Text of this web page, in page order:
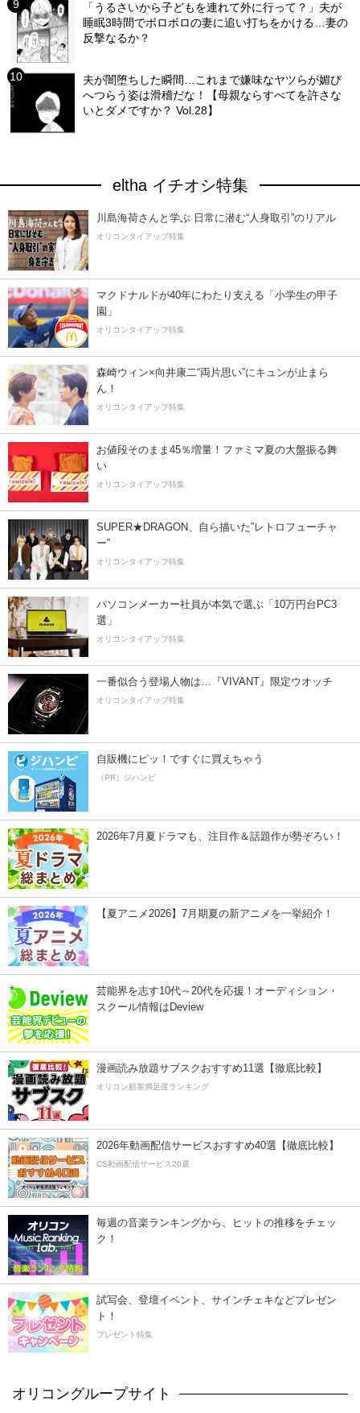
「うるさいから子どもを連れて外に行って？」夫が
睡眠3時間でボロボロの妻に追い打ちをかける…妻の
反撃なるか？
夫が闇堕ちした瞬間…これまで嫌味なヤツらが媚び
へつらう姿は滑稽だな！【母親ならすべてを許さな
いとダメですか？ Vol.28】
eltha イチオシ特集
川島海荷さんと学ぶ 日常に潜む“人身取引”のリアル
オリコンタイアップ特集
マクドナルドが40年にわたり支える「小学生の甲子
園」
オリコンタイアップ特集
森崎ウィン×向井康二“両片思い”にキュンが止まら
ん！
オリコンタイアップ特集
お値段そのまま45％増量！ファミマ夏の大盤振る舞
い
オリコンタイアップ特集
SUPER★DRAGON、自ら描いた”レトロフューチャ
ー”
オリコンタイアップ特集
パソコンメーカー社員が本気で選ぶ「10万円台PC3
選」
オリコンタイアップ特集
一番似合う登場人物は…『VIVANT』限定ウオッチ
オリコンタイアップ特集
自販機にピッ！ですぐに買えちゃう
（PR）ジハンピ
2026年7月夏ドラマも、注目作＆話題作が勢ぞろい！
【夏アニメ2026】7月期夏の新アニメを一挙紹介！
芸能界を志す10代～20代を応援！オーディション・
スクール情報はDeview
漫画読み放題サブスクおすすめ11選【徹底比較】
オリコン顧客満足度ランキング
2026年動画配信サービスおすすめ40選【徹底比較】
CS動画配信サービス20選
毎週の音楽ランキングから、ヒットの推移をチェッ
ク！
試写会、登壇イベント、サインチェキなどプレゼン
ト！
プレゼント特集
オリコングループサイト